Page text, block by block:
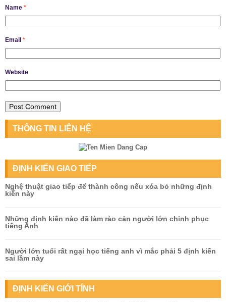
Name *
Email *
Website
THÔNG TIN LIÊN HỆ
ĐỊNH KIẾN GIAO TIẾP
Nghệ thuật giao tiếp để thành công nếu xóa bỏ những định
kiến này
Những định kiến nào đã làm rào cản người lớn chinh phục
tiếng Anh
Người lớn tuổi rất ngại học tiếng anh vì mắc phải 5 định kiến
sai lầm này
ĐỊNH KIẾN GIỚI TÍNH